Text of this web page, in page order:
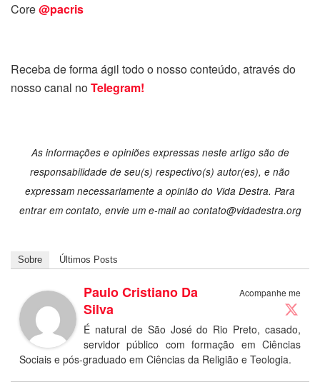
Core@pacris
Receba de forma ágil todo o nosso conteúdo, através do
nosso canal noTelegram!
As informações e opiniões expressas neste artigo são de
responsabilidade de seu(s) respectivo(s) autor(es), e não
expressam necessariamente a opinião do Vida Destra. Para
entrar em contato, envie um e-mail ao contato@vidadestra.org
Sobre Últimos Posts
Acompanhe me
Paulo Cristiano Da
Silva
É natural de São José do Rio Preto, casado,
servidor público com formação em Ciências
Sociais e pós-graduado em Ciências da Religião e Teologia.